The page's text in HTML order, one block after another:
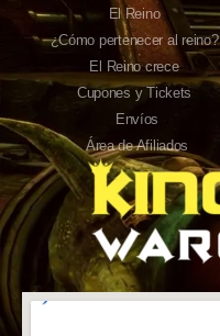
El Reino
¿Cómo pertenecer al reino?
El Reino crece
Cupones y Tickets
Envíos
Área de Afiliados